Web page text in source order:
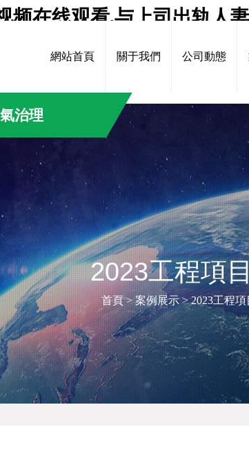
频在线观看,与上司出轨人
费观看,亚洲av资源天堂
治理
網站首頁 關于我們 公司動態
2023工程項
首頁>案例展示>2023工程項